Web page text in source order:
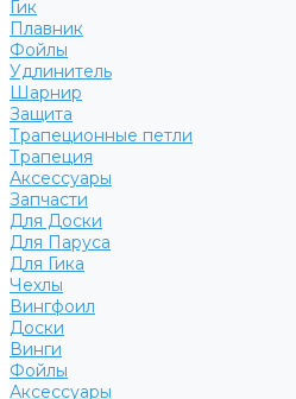
Гик
Плавник
Фойлы
Удлинитель
Шарнир
Защита
Трапеционные петли
Трапеция
Аксессуары
Запчасти
Для Доски
Для Паруса
Для Гика
Чехлы
Вингфоил
Доски
Винги
Фойлы
Аксессуары